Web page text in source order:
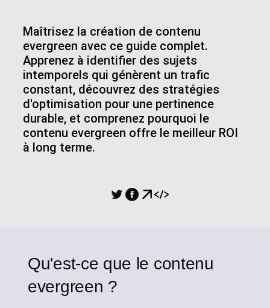
Maîtrisez la création de contenu
evergreen avec ce guide complet.
Apprenez à identifier des sujets
intemporels qui génèrent un trafic
constant, découvrez des stratégies
d'optimisation pour une pertinence
durable, et comprenez pourquoi le
contenu evergreen offre le meilleur ROI
à long terme.
Qu'est-ce que le contenu
evergreen ?